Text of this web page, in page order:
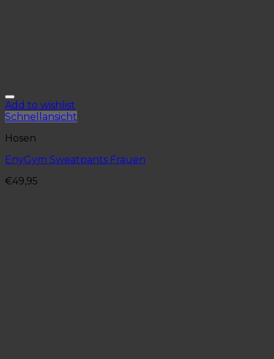
Add to wishlist
Schnellansicht
Hosen
EnyGym Sweatpants Frauen
€49,95